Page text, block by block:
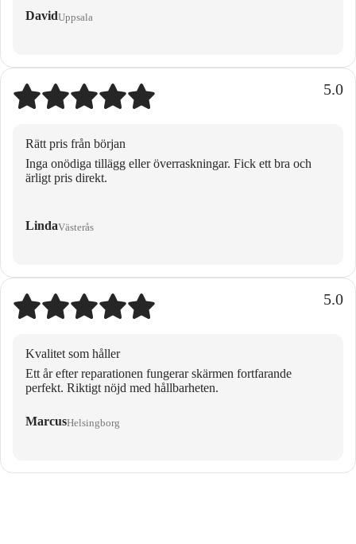
DavidUppsala
5.0
Rätt pris från början
Inga onödiga tillägg eller överraskningar. Fick ett bra och
ärligt pris direkt.
LindaVästerås
5.0
Kvalitet som håller
Ett år efter reparationen fungerar skärmen fortfarande
perfekt. Riktigt nöjd med hållbarheten.
MarcusHelsingborg